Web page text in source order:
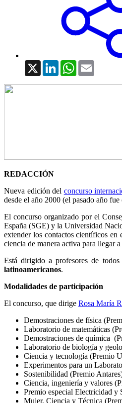
X LinkedInWhatsApp
REDACCIÓN
Nueva edición del concurso
desde el año 2000 (el pasado año
El concurso organizado por el
España (SGE) y la Universidad
extender los contactos científicos en
ciencia de manera activa para llegar
Está dirigido a profesores de
latinoamericanos.
Modalidades de participación
El concurso, que dirige Rosa María
Demostraciones de física
Laboratorio de matemáticas
Demostraciones de química
Laboratorio de biología y
Ciencia y tecnología (Premio
Experimentos para un
Sostenibilidad (Premio
Ciencia, ingeniería y valores
Premio especial Electricidad
Mujer, Ciencia y Técnica